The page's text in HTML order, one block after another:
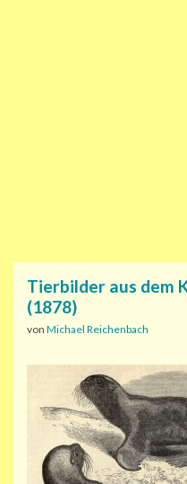
Tierbilder aus dem
(1878)
von Michael Reichenbach